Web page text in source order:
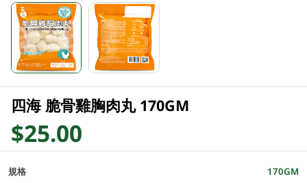
四海 脆骨雞胸肉丸 170GM
$25.00
規格 170GM